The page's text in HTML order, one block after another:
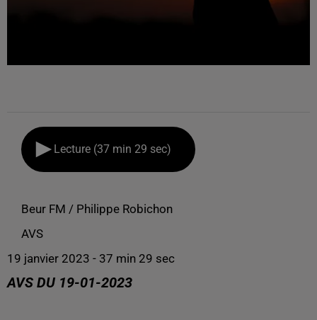
Lecture (37 min 29 sec)
Beur FM / Philippe Robichon
AVS
19 janvier 2023 - 37 min 29 sec
AVS DU 19-01-2023